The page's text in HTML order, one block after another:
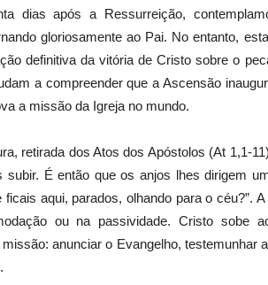
dias após a Ressurreição,
gloriosamente ao Pai. No entanto,
definitiva da vitória de Cristo sobre o
a compreender que a Ascensão
a missão da Igreja no mundo.
retirada dos Atos dos Apóstolos (At 1,1-
subir. É então que os anjos lhes dirigem
ficais aqui, parados, olhando para o céu?”.
ou na passividade. Cristo sobe
anunciar o Evangelho, testemunhar